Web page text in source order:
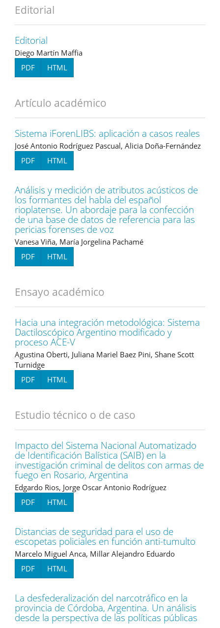
Editorial
Editorial
Diego Martín Maffia
PDF
HTML
Artículo académico
Sistema iForenLIBS: aplicación a casos reales
José Antonio Rodríguez Pascual, Alicia Doña-Fernández
PDF
HTML
Análisis y medición de atributos acústicos de
los formantes del habla del español
rioplatense. Un abordaje para la confección
de una base de datos de referencia para las
pericias forenses de voz
Vanesa Viña, María Jorgelina Pachamé
PDF
HTML
Ensayo académico
Hacia una integración metodológica: Sistema
Dactiloscópico Argentino modificado y
proceso ACE-V
Agustina Oberti, Juliana Mariel Baez Pini, Shane Scott
Turnidge
PDF
HTML
Estudio técnico o de caso
Impacto del Sistema Nacional Automatizado
de Identificación Balística (SAIB) en la
investigación criminal de delitos con armas de
fuego en Rosario, Argentina
Edgardo Rios, Jorge Oscar Antonio Rodríguez
PDF
HTML
Distancias de seguridad para el uso de
escopetas policiales en función anti-tumulto
Marcelo Miguel Anca, Millar Alejandro Eduardo
PDF
HTML
La desfederalización del narcotráfico en la
provincia de Córdoba, Argentina. Un análisis
desde la perspectiva de las políticas públicas